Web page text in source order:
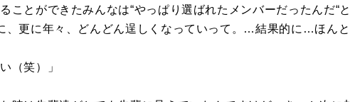
ことができたみんなは“やっぱり選ばれたメンバーだったんだ“
、更に年々、どんどん逞しくなっていって。…結果的に…ほんと
（笑）」